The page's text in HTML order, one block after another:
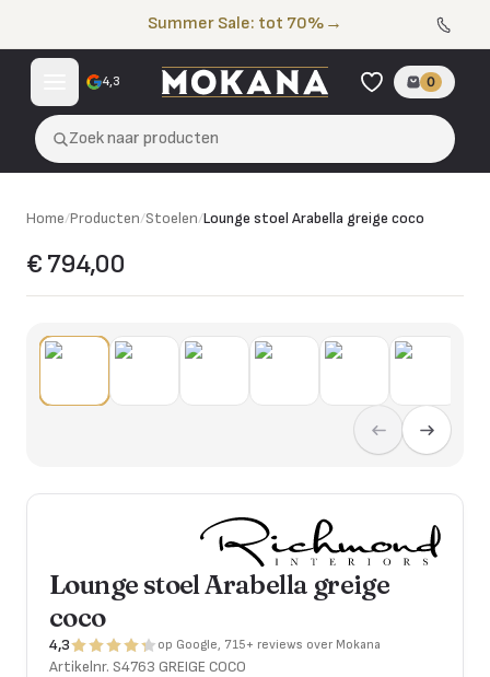
Summer Sale: tot 70% →
4,3 0
Zoek naar producten
Home/Producten/Stoelen/Lounge stoel Arabella greige coco
€ 794,00
Lounge stoel Arabella greige
coco
4,3 op Google, 715+ reviews over Mokana
Artikelnr. S4763 GREIGE COCO